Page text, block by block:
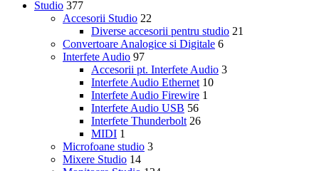
Studio 377
Accesorii Studio 22
Diverse accesorii pentru studio 21
Convertoare Analogice si Digitale 6
Interfete Audio 97
Accesorii pt. Interfete Audio 3
Interfete Audio Ethernet 10
Interfete Audio Firewire 1
Interfete Audio USB 56
Interfete Thunderbolt 26
MIDI 1
Microfoane studio 3
Mixere Studio 14